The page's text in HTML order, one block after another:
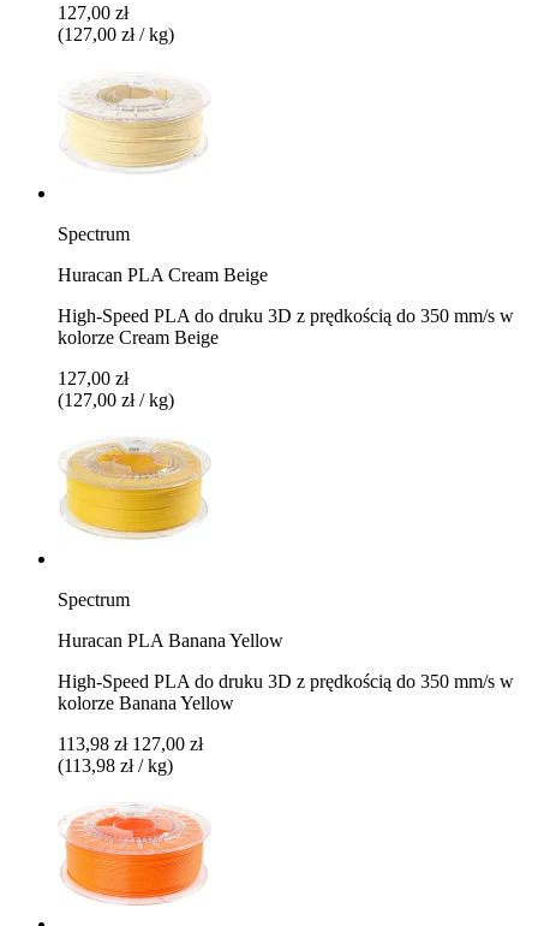
127,00 zł
(127,00 zł / kg)
Spectrum
Huracan PLA Cream Beige
High-Speed PLA do druku 3D z prędkością do 350 mm/s w
kolorze Cream Beige
127,00 zł
(127,00 zł / kg)
Spectrum
Huracan PLA Banana Yellow
High-Speed PLA do druku 3D z prędkością do 350 mm/s w
kolorze Banana Yellow
113,98 zł 127,00 zł
(113,98 zł / kg)